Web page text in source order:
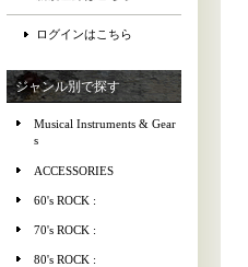
ログインはこちら
ジャンル別で探す
Musical Instruments & Gear
s
ACCESSORIES
60's ROCK :
70's ROCK :
80's ROCK :